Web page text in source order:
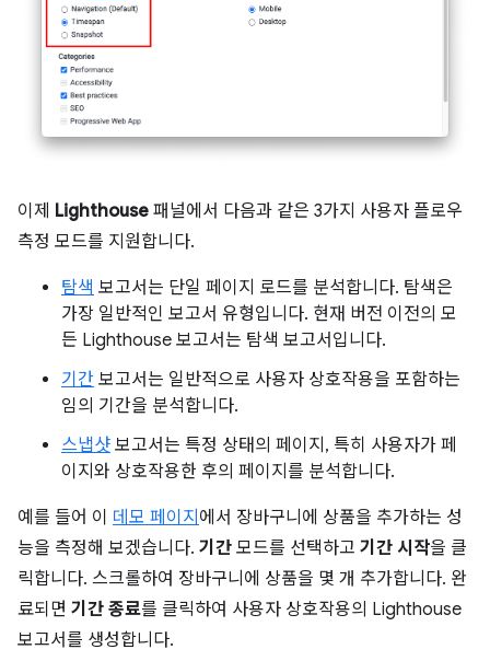
이제 Lighthouse 패널에서 다음과 같은 3가지 사용자 플로우
측정 모드를 지원합니다.
탐색 보고서는 단일 페이지 로드를 분석합니다. 탐색은
가장 일반적인 보고서 유형입니다. 현재 버전 이전의 모
든 Lighthouse 보고서는 탐색 보고서입니다.
기간 보고서는 일반적으로 사용자 상호작용을 포함하는
임의 기간을 분석합니다.
스냅샷 보고서는 특정 상태의 페이지, 특히 사용자가 페
이지와 상호작용한 후의 페이지를 분석합니다.
예를 들어 이 데모 페이지 에서 장바구니에 상품을 추가하는 성
능을 측정해 보겠습니다. 기간 모드를 선택하고 기간 시작을 클
릭합니다. 스크롤하여 장바구니에 상품을 몇 개 추가합니다. 완
료되면 기간 종료를 클릭하여 사용자 상호작용의 Lighthouse
보고서를 생성합니다.